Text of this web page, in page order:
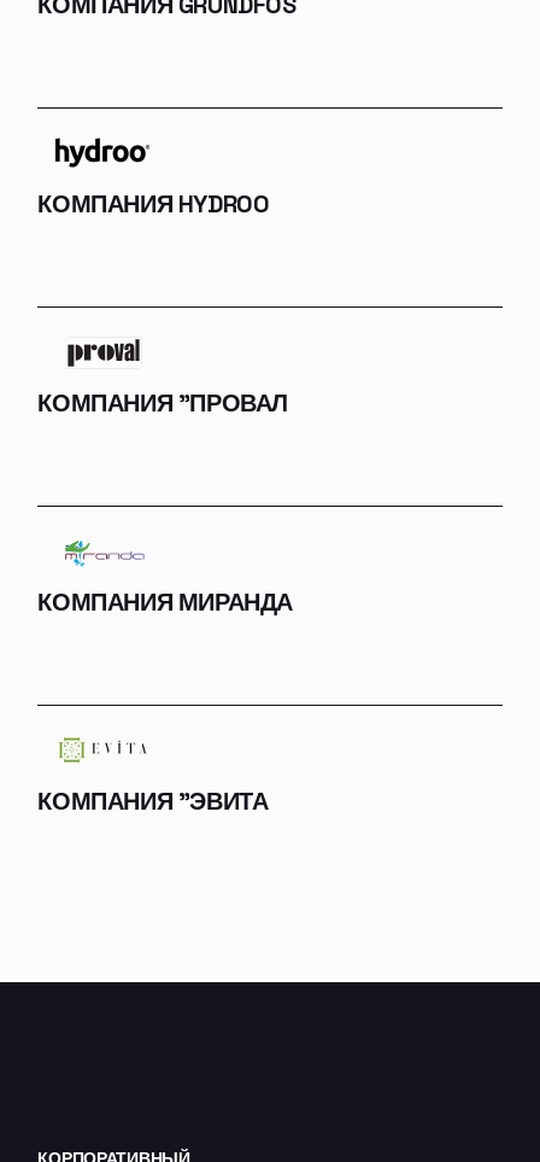
КОМПАНИЯ HYDROO
КОМПАНИЯ "ПРОВАЛ
КОМПАНИЯ МИРАНДА
КОМПАНИЯ "ЭВИТА
КОРПОРАТИВНЫЙ